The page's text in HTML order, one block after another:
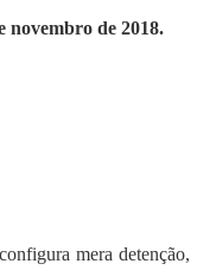
novembro de 2018.
mera detenção,